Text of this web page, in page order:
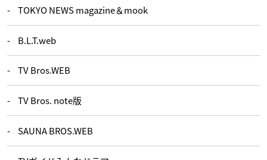
TOKYO NEWS magazine＆mook
B.L.T.web
TV Bros.WEB
TV Bros. note版
SAUNA BROS.WEB